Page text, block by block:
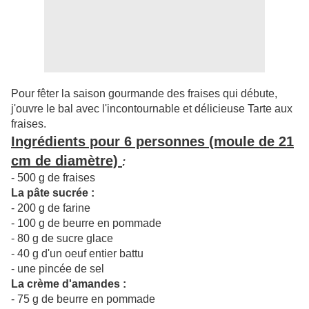
Pour fêter la saison gourmande des fraises qui débute,
j'ouvre le bal avec l'incontournable et délicieuse Tarte aux
fraises.
Ingrédients pour 6 personnes (moule de 21
cm de diamètre) :
- 500 g de fraises
La pâte sucrée :
- 200 g de farine
- 100 g de beurre en pommade
- 80 g de sucre glace
- 40 g d'un oeuf entier battu
- une pincée de sel
La crème d'amandes :
- 75 g de beurre en pommade